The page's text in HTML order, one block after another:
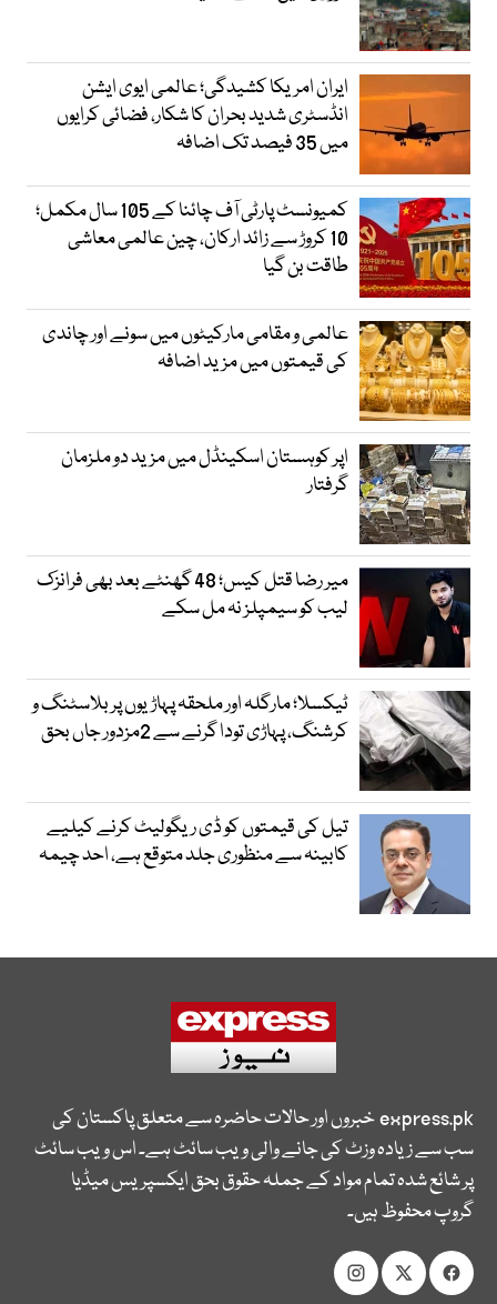
ایران امریکا کشیدگی؛ عالمی ایوی ایشن
انڈسٹری شدید بحران کا شکار، فضائی کرایوں
میں 35 فیصد تک اضافہ
کمیونسٹ پارٹی آف چائنا کے 105 سال مکمل؛
10 کروڑ سے زائد ارکان، چین عالمی معاشی
طاقت بن گیا
عالمی و مقامی مارکیٹوں میں سونے اور چاندی
کی قیمتوں میں مزید اضافہ
اپر کوہستان اسکینڈل میں مزید دو ملزمان
گرفتار
میر رضا قتل کیس؛ 48 گھنٹے بعد بھی فرانزک
لیب کو سیمپلز نہ مل سکے
ٹیکسلا؛ مارگلہ اور ملحقہ پہاڑیوں پر بلاسٹنگ و
کرشنگ، پہاڑی تودا گرنے سے 2مزدور جاں بحق
تیل کی قیمتوں کو ڈی ریگولیٹ کرنے کیلیے
کابینہ سے منظوری جلد متوقع ہے، احد چیمہ
express.pkخبروں اور حالات حاضرہ سے متعلق پاکستان کی
سب سے زیادہ وزٹ کی جانے والی ویب سائٹ ہے۔ اس ویب سائٹ
پر شائع شدہ تمام مواد کے جملہ حقوق بحق ایکسپریس میڈیا
گروپ محفوظ ہیں۔